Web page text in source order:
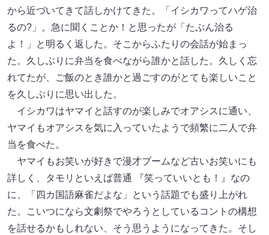
から近づいてきて話しかけてきた。「イシカワってハゲ治
るの?」。急に聞くことか！と思ったが「たぶん治る
よ！」と明るく返した。そこからふたりの会話が始まっ
た。久しぶりに弁当を食べながら誰かと話した。久しく忘
れてたが、ご飯のとき誰かと過ごすのがとても楽しいこと
を久しぶりに思い出した。
イシカワはヤマイと話すのが楽しみでオアシスに通い、
ヤマイもオアシスを気に入っていたようで頻繁に二人で弁
当を食べた。
ヤマイもお笑いが好きで漫才ブームなど古いお笑いにも
詳しく、タモリといえば普通 『笑っていいとも！』なの
に、「四カ国語麻雀だよな」という話題でも盛り上がれ
た。こいつになら文劇祭でやろうとしているコントの構想
を話せるかもしれない、そう思うようになってきた。そし